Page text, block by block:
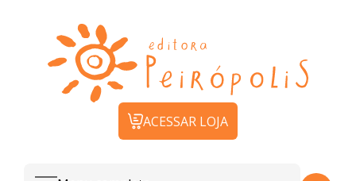
ACESSAR LOJA